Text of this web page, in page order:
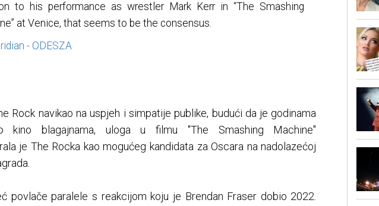
to his performance as wrestler Mark Kerr in “The Smashing
at Venice, that seems to be the consensus.
- ODESZA
Rock navikao na uspjeh i simpatije publike, budući da je godinama
kino blagajnama, uloga u filmu "The Smashing Machine"
je The Rocka kao mogućeg kandidata za Oscara na nadolazećoj
povlače paralele s reakcijom koju je Brendan Fraser dobio 2022.